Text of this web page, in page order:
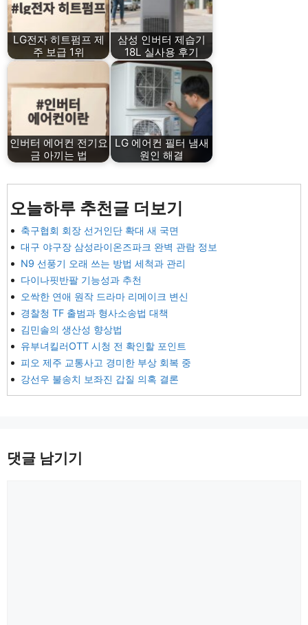
LG전자 히트펌프 제
주 보급 1위
삼성 인버터 제습기
18L 실사용 후기
인버터 에어컨 전기요
금 아끼는 법
LG 에어컨 필터 냄새
원인 해결
오늘하루 추천글 더보기
축구협회 회장 선거인단 확대 새 국면
대구 야구장 삼성라이온즈파크 완벽 관람 정보
N9 선풍기 오래 쓰는 방법 세척과 관리
다이나핏반팔 기능성과 추천
오싹한 연애 원작 드라마 리메이크 변신
경찰청 TF 출범과 형사소송법 대책
김민솔의 생산성 향상법
유부녀킬러OTT 시청 전 확인할 포인트
피오 제주 교통사고 경미한 부상 회복 중
강선우 불송치 보좌진 갑질 의혹 결론
댓글 남기기